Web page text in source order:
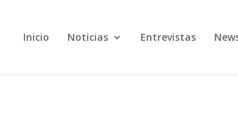
Inicio Noticias Entrevistas